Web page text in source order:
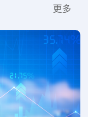
更多